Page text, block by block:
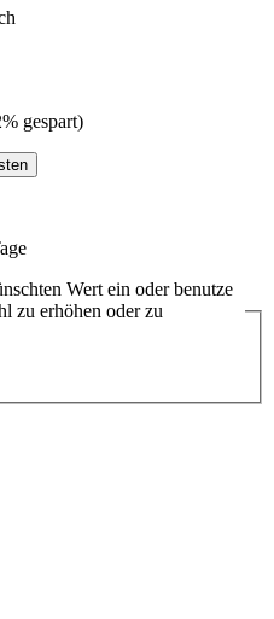
gespart)
Wert ein oder benutze
zu erhöhen oder zu